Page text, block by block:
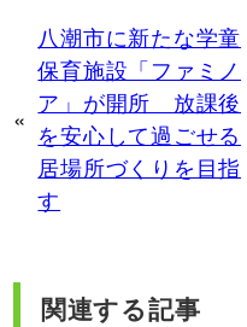
«
八潮市に新たな学童
保育施設「ファミノ
ア」が開所 放課後
を安心して過ごせる
居場所づくりを目指
す
関連する記事